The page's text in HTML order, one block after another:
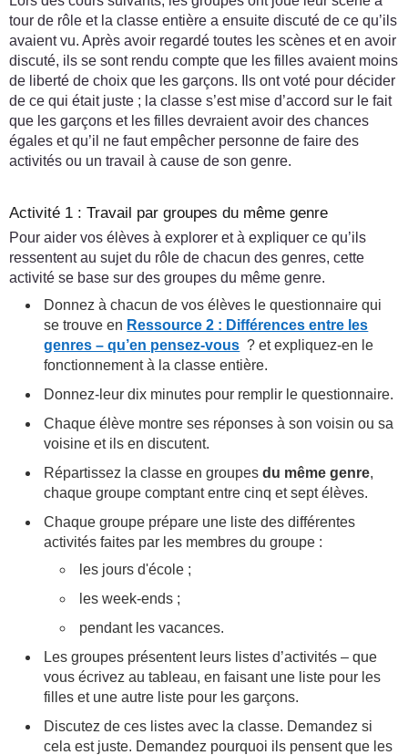
tour de rôle et la classe entière a ensuite discuté de ce qu’ils
avaient vu. Après avoir regardé toutes les scènes et en avoir
discuté, ils se sont rendu compte que les filles avaient moins
de liberté de choix que les garçons. Ils ont voté pour décider
de ce qui était juste ; la classe s’est mise d’accord sur le fait
que les garçons et les filles devraient avoir des chances
égales et qu’il ne faut empêcher personne de faire des
activités ou un travail à cause de son genre.
Activité 1 : Travail par groupes du même genre
Pour aider vos élèves à explorer et à expliquer ce qu’ils
ressentent au sujet du rôle de chacun des genres, cette
activité se base sur des groupes du même genre.
Donnez à chacun de vos élèves le questionnaire qui
se trouve en Ressource 2 : Différences entre les
genres – qu’en pensez-vous ? et expliquez-en le
fonctionnement à la classe entière.
Donnez-leur dix minutes pour remplir le questionnaire.
Chaque élève montre ses réponses à son voisin ou sa
voisine et ils en discutent.
Répartissez la classe en groupesdu même genre,
chaque groupe comptant entre cinq et sept élèves.
Chaque groupe prépare une liste des différentes
activités faites par les membres du groupe :
les jours d'école ;
les week-ends ;
pendant les vacances.
Les groupes présentent leurs listes d’activités – que
vous écrivez au tableau, en faisant une liste pour les
filles et une autre liste pour les garçons.
Discutez de ces listes avec la classe. Demandez si
cela est juste. Demandez pourquoi ils pensent que les